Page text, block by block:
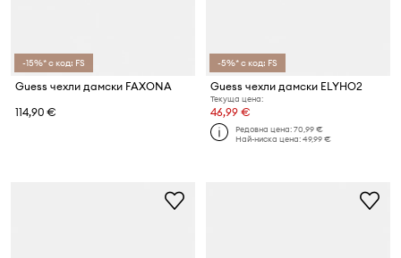
-15%* с код: FS
Guess чехли дамски FAXONA
114,90 €
-5%* с код: FS
Guess чехли дамски ELYHO2
Текуща цена:
46,99 €
Редовна цена:70,99 €
Най-ниска цена:49,99 €